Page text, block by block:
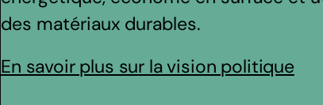
des matériaux durables.
En savoir plus sur la vision politique